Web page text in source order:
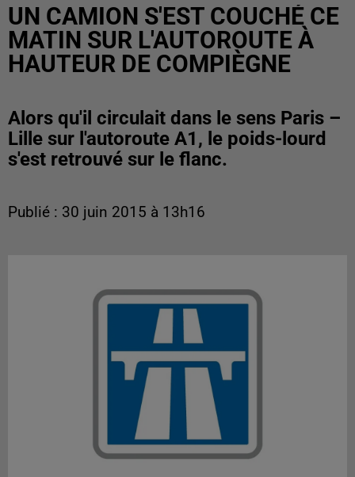
UN CAMION S'EST COUCHÉ CE
MATIN SUR L'AUTOROUTE À
HAUTEUR DE COMPIÈGNE
Alors qu'il circulait dans le sens Paris –
Lille sur l'autoroute A1, le poids-lourd
s'est retrouvé sur le flanc.
Publié : 30 juin 2015 à 13h16